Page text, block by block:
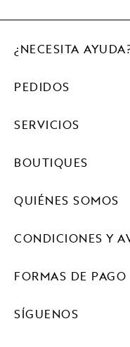
FORMAS DE PAGO
SÍGUENOS
¿NECESITA
PEDIDOS
SERVICIOS
BOUTIQUES
QUIÉNES SOMOS
CONDICIONES Y